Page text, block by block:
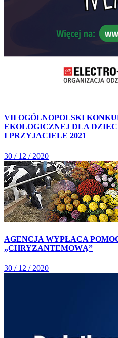
VII OGÓLNOPOLSKI
EKOLOGICZNEJ DLA
I PRZYJACIELE 2021
30 / 12 / 2020
AGENCJA WYPŁACA
„CHRYZANTEMOWĄ”
30 / 12 / 2020